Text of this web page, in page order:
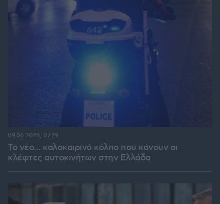
Το νέο... καλοκαιρινό κόλπο που κάνουν οι
κλέφτες αυτοκινήτων στην Ελλάδα
09.08.2026, 07:29